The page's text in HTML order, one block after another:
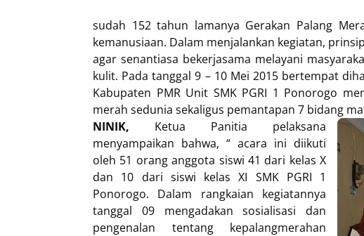
sudah 152 tahun lamanya Gerakan Palang
kemanusiaan. Dalam menjalankan kegiatan,
agar senantiasa bekerjasama melayani
kulit. Pada tanggal 9 – 10 Mei 2015 bertempat
Kabupaten PMR Unit SMK PGRI 1 Ponorogo
merah sedunia sekaligus pemantapan 7 bidang
NINIK, Ketua
Panitia pelaksana
menyampaikan bahwa, “ acara ini diikuti
oleh 51 orang anggota siswi 41 dari kelas X
dan 10 dari siswi kelas XI SMK PGRI 1
Ponorogo. Dalam rangkaian kegiatannya
tanggal 09 mengadakan sosialisasi dan
pengenalan tentang kepalangmerahan